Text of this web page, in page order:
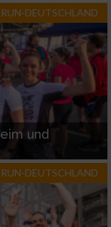
RUN-DEUTSCHLAND
und
RUN-DEUTSCHLAND